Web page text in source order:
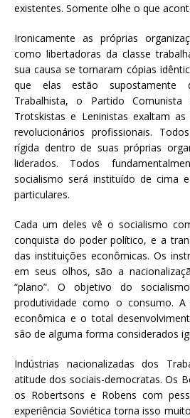
existentes. Somente olhe o que
Ironicamente as próprias
como libertadoras da classe
sua causa se tornaram cópias
que elas estão supostamente
Trabalhista, o Partido
Trotskistas e Leninistas exaltam
revolucionários profissionais.
rígida dentro de suas próprias
liderados. Todos
socialismo será instituído de cima
particulares.
Cada um deles vê o socialismo
conquista do poder político, e a
das instituições econômicas. Os
em seus olhos, são a
“plano”. O objetivo do
produtividade como o consumo. A
econômica e o total
são de alguma forma considerados
Indústrias nacionalizadas dos
atitude dos sociais-democratas. Os
os Robertsons e Robens com
experiência Soviética torna isso